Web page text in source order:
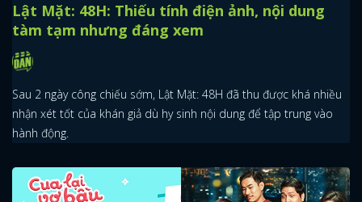
Lật Mặt: 48H: Thiếu tính điện ảnh, nội dung
tàm tạm nhưng đáng xem
Sau 2 ngày công chiếu sớm, Lật Mặt: 48H đã thu được khá nhiều
nhận xét tốt của khán giả dù hy sinh nội dung để tập trung vào
hành động.